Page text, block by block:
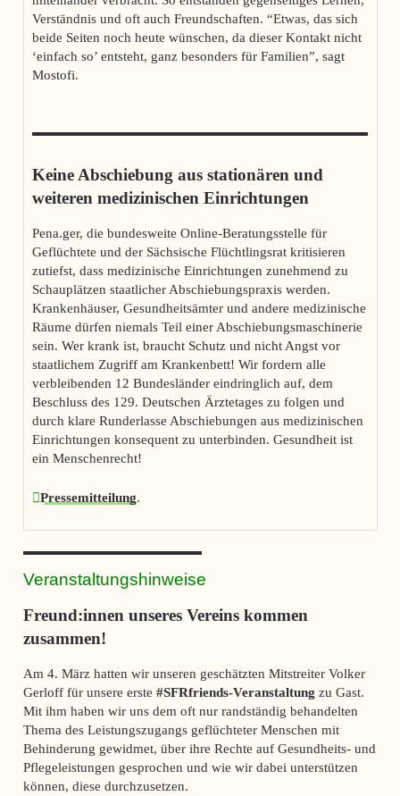
Verständnis und oft auch Freundschaften. “Etwas, das sich
beide Seiten noch heute wünschen, da dieser Kontakt nicht
‘einfach so’ entsteht, ganz besonders für Familien”, sagt
Mostofi.
Keine Abschiebung aus stationären und
weiteren medizinischen Einrichtungen
Pena.ger, die bundesweite Online-Beratungsstelle für
Geflüchtete und der Sächsische Flüchtlingsrat kritisieren
zutiefst, dass medizinische Einrichtungen zunehmend zu
Schauplätzen staatlicher Abschiebungspraxis werden.
Krankenhäuser, Gesundheitsämter und andere medizinische
Räume dürfen niemals Teil einer Abschiebungsmaschinerie
sein. Wer krank ist, braucht Schutz und nicht Angst vor
staatlichem Zugriff am Krankenbett! Wir fordern alle
verbleibenden 12 Bundesländer eindringlich auf, dem
Beschluss des 129. Deutschen Ärztetages zu folgen und
durch klare Runderlasse Abschiebungen aus medizinischen
Einrichtungen konsequent zu unterbinden. Gesundheit ist
ein Menschenrecht!
Pressemitteilung.
Veranstaltungshinweise
Freund:innen unseres Vereins kommen
zusammen!
Am 4. März hatten wir unseren geschätzten Mitstreiter Volker
Gerloff für unsere erste #SFRfriends-Veranstaltung zu Gast.
Mit ihm haben wir uns dem oft nur randständig behandelten
Thema des Leistungszugangs geflüchteter Menschen mit
Behinderung gewidmet, über ihre Rechte auf Gesundheits- und
Pflegeleistungen gesprochen und wie wir dabei unterstützen
können, diese durchzusetzen.